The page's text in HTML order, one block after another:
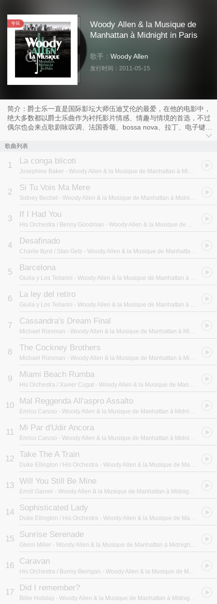
专辑
Woody Allen & la Musique de
Manhattan à Midnight in Paris
歌手： Woody Allen
发行时间： 2011-05-15
简介：爵士乐一直是国际影坛大师伍迪艾伦的最爱，在他的电影中，
绝大多数都以爵士乐曲作为衬托影片情感、情趣与情境的首选，不过
偶尔也会来点歌剧咏叹调、法国香颂、bossa nova、拉丁、电子键盘
乐等类型音乐点缀。适逢3座奥斯卡与8座英国影艺学院奖的影艺界才
子伍迪艾伦执导的《午夜．巴黎》获选为2011年坎城影展的开幕
Musique”，收录《午夜．巴黎》、《命中注定，遇见爱》、《纽约遇
到爱》、《情遇巴塞隆纳》、《命运决胜点》、《遇上塔罗牌情
蜜与卑微》、《名人录》、《解构哈利》、《非强力春药》、《百老
汇上空子弹》、《曼哈顿神秘谋杀案》、《艾莉丝》、《那个时
代》、《汉娜姊妹》、《开罗紫玫瑰》、《星尘往事》、《曼哈顿》
等21 部伍迪艾伦历年经典电影中的名曲！
像是在《午夜．巴黎》中，选用素有“黑珍珠”封号、启发传奇女
伶Shirley Bassey歌唱风格，首位同时跻身美国主流电影与美国演唱
会大厅，却在法国大受欢迎的非裔美籍女艺人Joséphine Baker，
1936年的爵士、康加曲风作品「La conga blicoti」；在《命中注
定，遇见爱》中，选用享有“摇摆乐之王”美誉，提拔无数爵士乐传奇
的Benny Goodman & His Orchestra所演绎发表于1928年，如今已
成为主流爵士乐界诠释频率甚高的浪漫金曲「If I Had You」；在
《纽约遇到爱》中，选用推动bossa nova风潮的两大传奇，次中音萨
克斯风乐手Stan Gatz与吉他手Charlie Byrd在1962年所合作录製的
bossa nova乐风经典代表作「Desafinado」；在《情遇巴塞隆纳》
中，选用由义大利女歌手Giulia Tellarini与巴塞隆纳乐手所组成的乐
团Giulia y Los Tellarini，融合爵士、拉丁、香颂、地中海音乐风格的
作品「Barcelona」；在《爱情决胜点》中，选用义大利传奇男高音
Enrico Caruso在一次世界大战之前所灌录的歌剧咏叹调；在《双面
玛琳达》、《玉蝎子的魔咒》中，选用超越爵士乐创作领域的美国传
奇作曲家Duke Ellington与他所率领的管弦乐团的旷世经典名曲
「Take The A Train」、「Sophisticated Lady」；在《非强力春
药》中，选用以摇摆与抒情曲风著称的爵士钢琴家Erroll Garner灌录
于1949年的名曲「Penthouse Serenade」；在《那个时代》中，选
用big band乐团风潮传奇乐手与作曲家Glenn Miller风靡全球的即兴
Louis Armstrong诠释作曲家Hoagy Carmichael入选为美国国会图书
馆50张珍贵录音作品「Stardust」。总共36首音乐作品，让影迷及乐
迷们可藉由此辑感受到伍迪艾伦那运用音乐彩绘纽约曼哈顿、伦敦、
巴黎等城市的人文风采，以及勾勒当代情感关系风貌的独到功力!
歌曲列表
1 La conga blicoti
Josephine Baker - Woody Allen & la Musique de Manhattan à Midnight in Paris
2 Si Tu Vois Ma Mere
Sidney Bechet - Woody Allen & la Musique de Manhattan à Midnight in Paris
3 If I Had You
His Orchestra / Benny Goodman - Woody Allen & la Musique de Manhattan à Midnight in Paris
4 Desafinado
Charlie Byrd / Stan Getz - Woody Allen & la Musique de Manhattan à Midnight in Paris
5 Barcelona
Giulia y Los Tellarini - Woody Allen & la Musique de Manhattan à Midnight in Paris
6 La ley del retiro
Giulia y Los Tellarini - Woody Allen & la Musique de Manhattan à Midnight in Paris
7 Cassandra's Dream Final
Michael Riesman - Woody Allen & la Musique de Manhattan à Midnight in Paris
8 The Cockney Brothers
Michael Riesman - Woody Allen & la Musique de Manhattan à Midnight in Paris
9 Miami Beach Rumba
His Orchestra / Xavier Cugat - Woody Allen & la Musique de Manhattan à Midnight in Paris
10 Mal Reggenda All'aspro Assalto
Enrico Caruso - Woody Allen & la Musique de Manhattan à Midnight in Paris
11 Mi Par d'Udir Ancora
Enrico Caruso - Woody Allen & la Musique de Manhattan à Midnight in Paris
12 Take The A Train
Duke Ellington / His Orchestra - Woody Allen & la Musique de Manhattan à Midnight in Paris
13 Will You Still Be Mine
Erroll Garner - Woody Allen & la Musique de Manhattan à Midnight in Paris
14 Sophisticated Lady
Duke Ellington / His Orchestra - Woody Allen & la Musique de Manhattan à Midnight in Paris
15 Sunrise Serenade
Glenn Miller - Woody Allen & la Musique de Manhattan à Midnight in Paris
16 Caravan
His Orchestra / Bunny Berrigan - Woody Allen & la Musique de Manhattan à Midnight in Paris
17 Did I remember?
Billie Holiday - Woody Allen & la Musique de Manhattan à Midnight in Paris